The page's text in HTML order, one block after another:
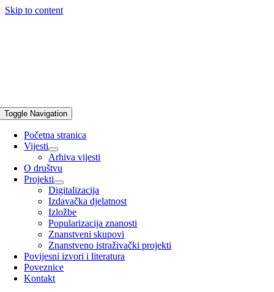
Skip to content
Toggle Navigation
Početna stranica
Vijesti
Arhiva vijesti
O društvu
Projekti
Digitalizacija
Izdavačka djelatnost
Izložbe
Popularizacija znanosti
Znanstveni skupovi
Znanstveno istraživački projekti
Povijesni izvori i literatura
Poveznice
Kontakt